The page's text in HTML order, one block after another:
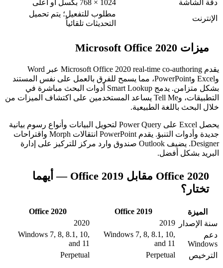
مطلوب للتفعيل؛ يتم تحميل
يقدم Microsoft Office 2020 real-time co-authoring عبر Word
وExcel وPowerPoint، مما يسمح للفرق بالعمل على نفس المستند
بشكل متزامن. يدمج Smart Lookup أدوات البحث مباشرة في
التطبيقات، وTell Me يساعد المستخدمين على اكتشاف الميزات من
الطبيعية.
يحصل Excel على Power Query لتحويل البيانات وأنواع رسوم بيانية
جديدة وأدوات التنبؤ. يقدم PowerPoint انتقالات Morph واقتراحات
Designer. يضيف Outlook صندوق وارد مركز للتركيز على إدارة
Office 2020 مقابل Office 2019 — أيهما
Office 2019
Office 2020
Windows 7, 8, 8.1,
and
Windows 7, 8, 8.1, 10,